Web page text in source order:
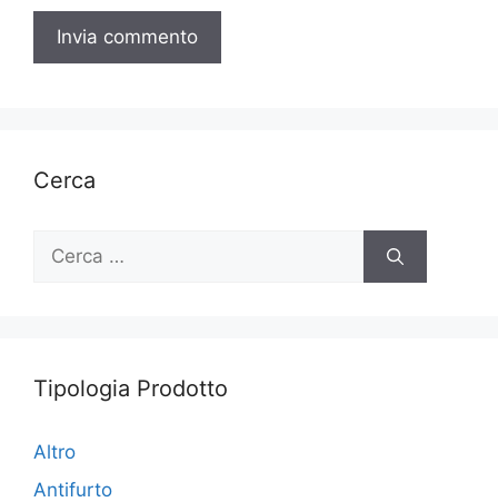
Cerca
Ricerca
Tipologia Prodotto
Altro
Antifurto